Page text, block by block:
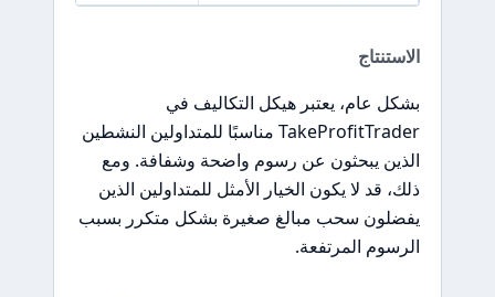
الاستنتاج
بشكل عام، يعتبر هيكل التكاليف في
TakeProfitTrader مناسبًا للمتداولين النشطين
الذين يبحثون عن رسوم واضحة وشفافة. ومع
ذلك، قد لا يكون الخيار الأمثل للمتداولين الذين
يفضلون سحب مبالغ صغيرة بشكل متكرر بسبب
الرسوم المرتفعة.